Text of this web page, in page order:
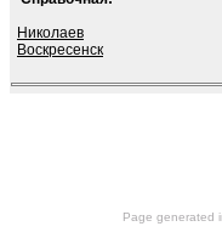
Николаев
Воскресенск
Page generated